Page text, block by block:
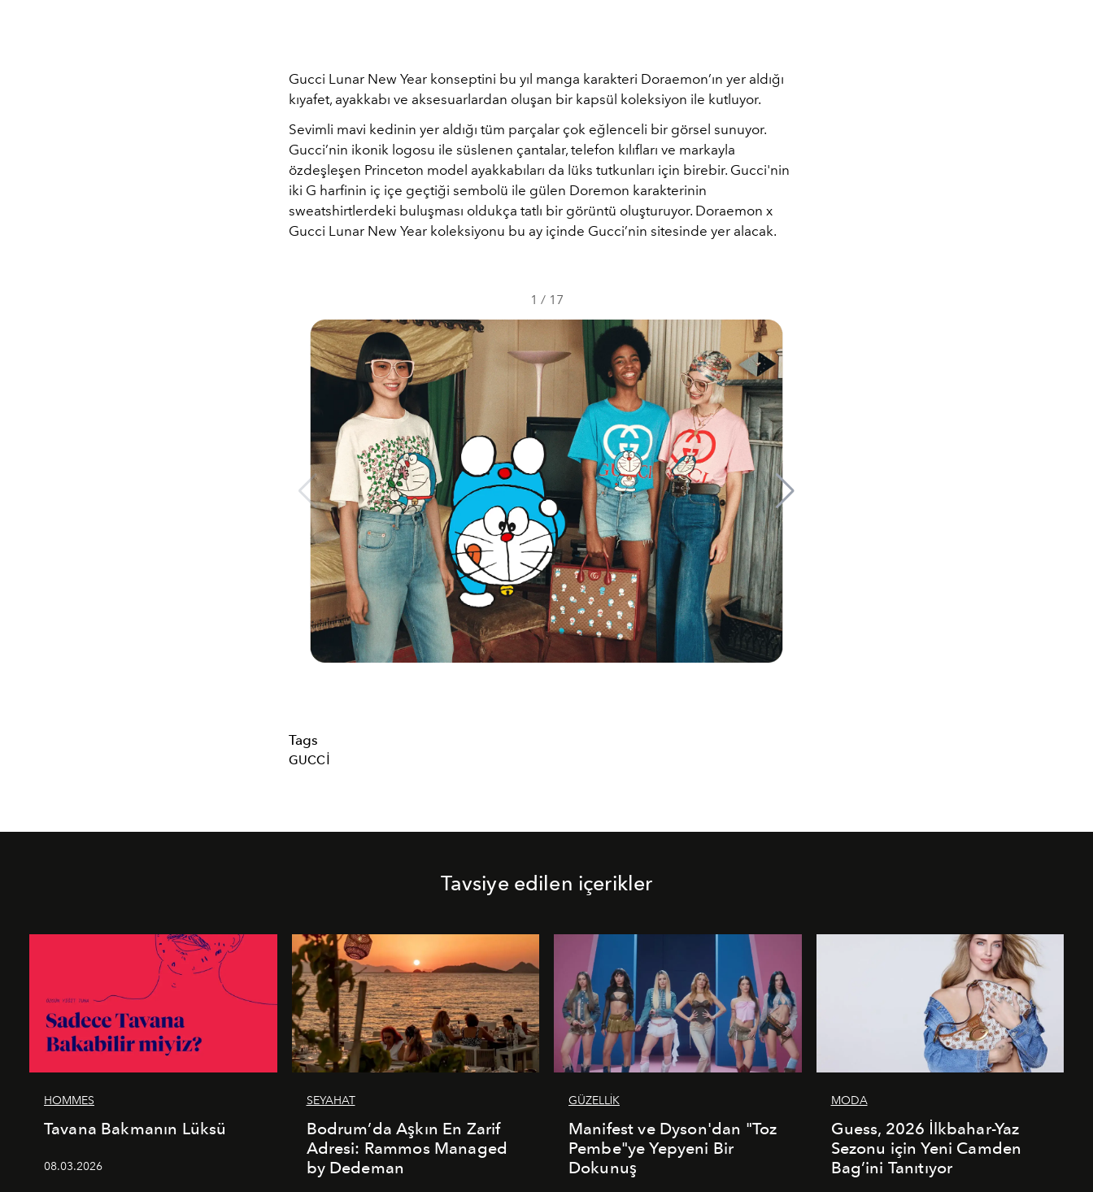
Gucci Lunar New Year konseptini bu yıl manga karakteri Doraemon’ın yer aldığı
kıyafet, ayakkabı ve aksesuarlardan oluşan bir kapsül koleksiyon ile kutluyor.
Sevimli mavi kedinin yer aldığı tüm parçalar çok eğlenceli bir görsel sunuyor.
Gucci’nin ikonik logosu ile süslenen çantalar, telefon kılıfları ve markayla
özdeşleşen Princeton model ayakkabıları da lüks tutkunları için birebir. Gucci'nin
iki G harfinin iç içe geçtiği sembolü ile gülen Doremon karakterinin
sweatshirtlerdeki buluşması oldukça tatlı bir görüntü oluşturuyor. Doraemon x
Gucci Lunar New Year koleksiyonu bu ay içinde Gucci’nin sitesinde yer alacak.
1 / 17
Tags
GUCCI
Tavsiye edilen içerikler
HOMMES
Tavana Bakmanın Lüksü
08.03.2026
SEYAHAT
Bodrum’da Aşkın En Zarif
Adresi: Rammos Managed
by Dedeman
GÜZELLİK
Manifest ve Dyson'dan "Toz
Pembe"ye Yepyeni Bir
Dokunuş
MODA
Guess, 2026 İlkbahar-Yaz
Sezonu için Yeni Camden
Bag’ini Tanıtıyor